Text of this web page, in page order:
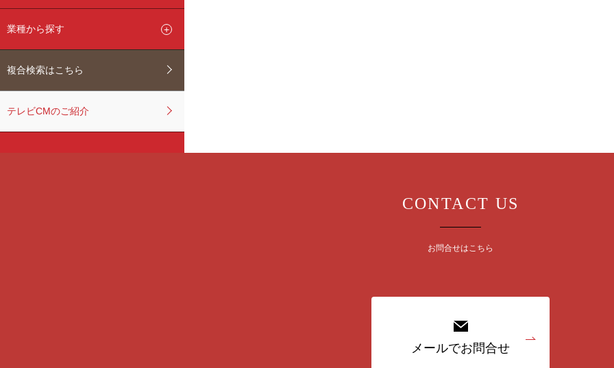
業種から探す
複合検索はこちら
テレビCMのご紹介
CONTACT US
お問合せはこちら
メールでお問合せ